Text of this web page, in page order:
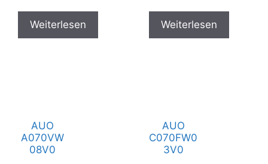
Weiterlesen Weiterlesen
AUO
A070VW
08V0
AUO
C070FW0
3V0